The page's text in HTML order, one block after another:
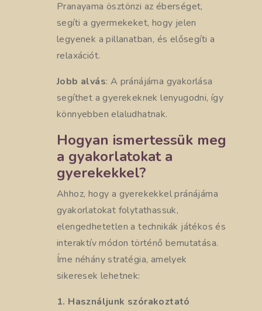
Pranayama ösztönzi az éberséget,
segíti a gyermekeket, hogy jelen
legyenek a pillanatban, és elősegíti a
relaxációt.
Jobb alvás: A pránájáma gyakorlása
segíthet a gyerekeknek lenyugodni, így
könnyebben elaludhatnak.
Hogyan ismertessük meg
a gyakorlatokat a
gyerekekkel?
Ahhoz, hogy a gyerekekkel pránájáma
gyakorlatokat folytathassuk,
elengedhetetlen a technikák játékos és
interaktív módon történő bemutatása.
Íme néhány stratégia, amelyek
sikeresek lehetnek:
1. Használjunk szórakoztató